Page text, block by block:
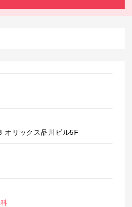
オリックス品川ビル5F